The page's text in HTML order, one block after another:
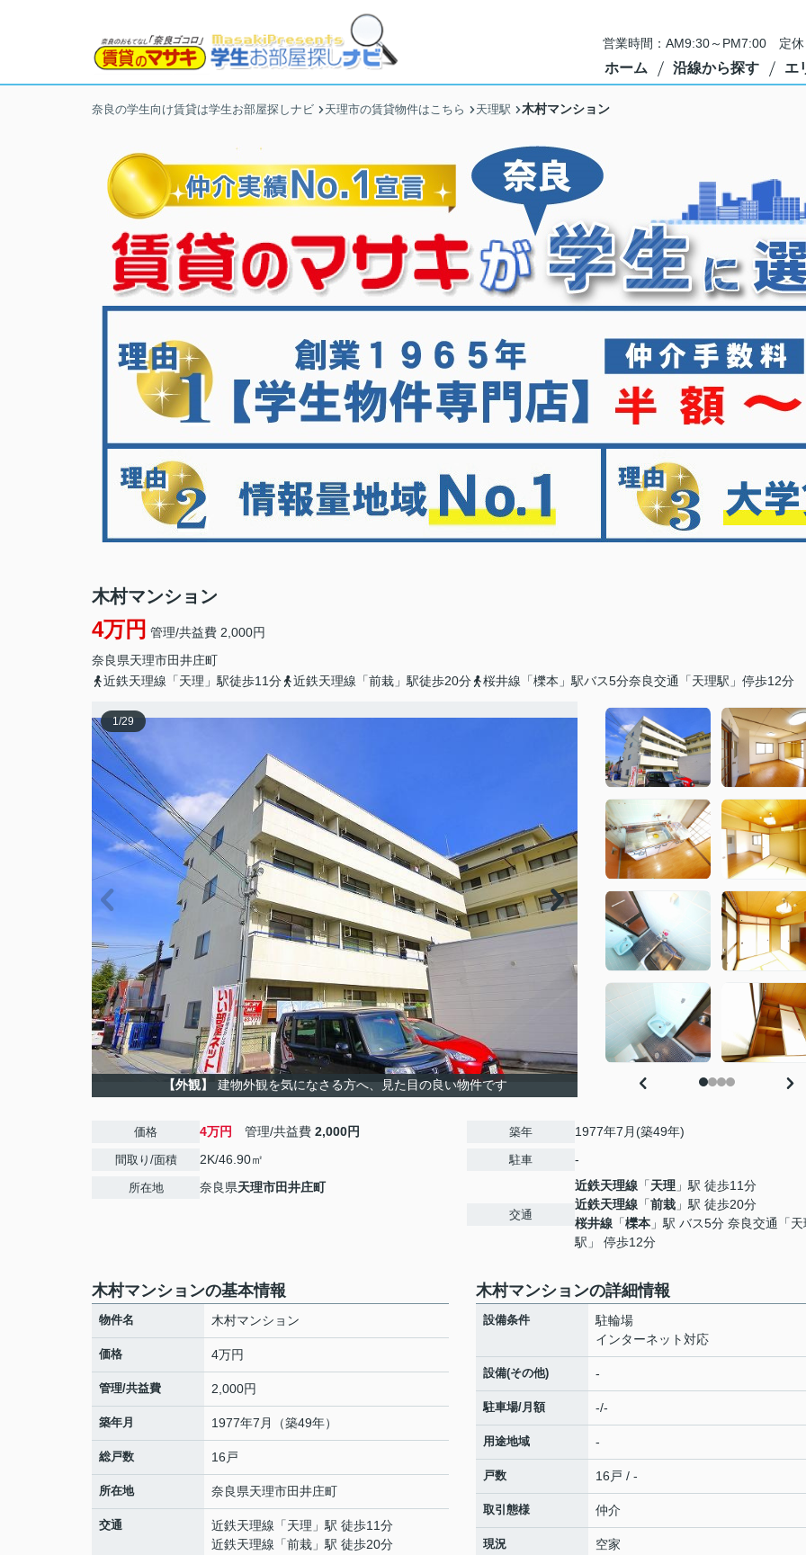
営業時間：AM9:30～PM7:00 定休
ホーム 沿線から探す エ
奈良の学生向け賃貸は学生お部屋探しナビ 天理市の賃貸物件はこちら 天理駅 木村マンション
木村マンション
4万円 管理/共益費 2,000円
奈良県天理市田井庄町
近鉄天理線「天理」駅徒歩11分
近鉄天理線「前栽」駅徒歩20分 桜井線「櫟本」駅バス5分奈良交通「天理駅」停歩12分
1/29
【外観】 建物外観を気になさる方へ、見た目の良い物件です
価格 4万円 管理/共益費 2,000円
間取り/面積 2K/46.90㎡
所在地 奈良県天理市田井庄町
築年 1977年7月(築49年)
駐車 -
交通
近鉄天理線 「天理 」駅 徒歩11分
近鉄天理線 「前栽 」駅 徒歩20分
桜井線 「櫟本 」駅 バス5分 奈良交通「天
駅」 停歩12分
木村マンションの基本情報
物件名 木村マンション
価格 4万円
管理/共益費 2,000円
築年月 1977年7月（築49年）
総戸数 16戸
所在地 奈良県天理市田井庄町
交通 近鉄天理線 「天理 」駅 徒歩11分
近鉄天理線 「前栽 」駅 徒歩20分
木村マンションの詳細情報
設備条件
駐輪場
インターネット対応
設備(その他) -
駐車場/月額 -/-
用途地域 -
戸数 16戸 / -
取引態様 仲介
現況 空家